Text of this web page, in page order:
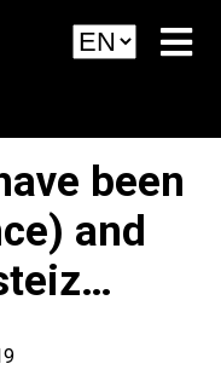
been
and